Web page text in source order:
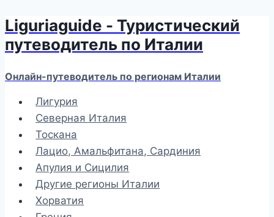
Перейти
к
содержимому
Liguriaguide - Туристический
путеводитель по Италии
Онлайн-путеводитель по регионам Италии
Лигурия
Северная Италия
Тоскана
Лацио, Амальфитана, Сардиния
Апулия и Сицилия
Другие регионы Италии
Хорватия